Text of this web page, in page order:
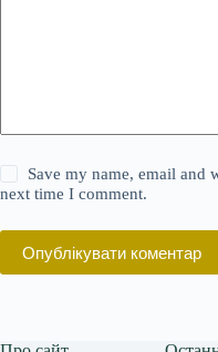
Save my name, email and
next time I comment.
Опублікувати коментар